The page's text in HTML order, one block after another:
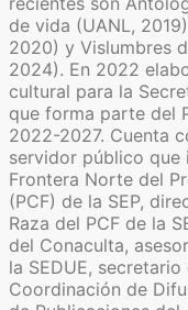
de vida (UANL,
2020) y Vislumbres
2024). En 2022
cultural para la
que forma parte del
2022-2027. Cuenta
servidor público que
Frontera Norte del
(PCF) de la SEP,
Raza del PCF de la
del Conaculta,
la SEDUE,
Coordinación de